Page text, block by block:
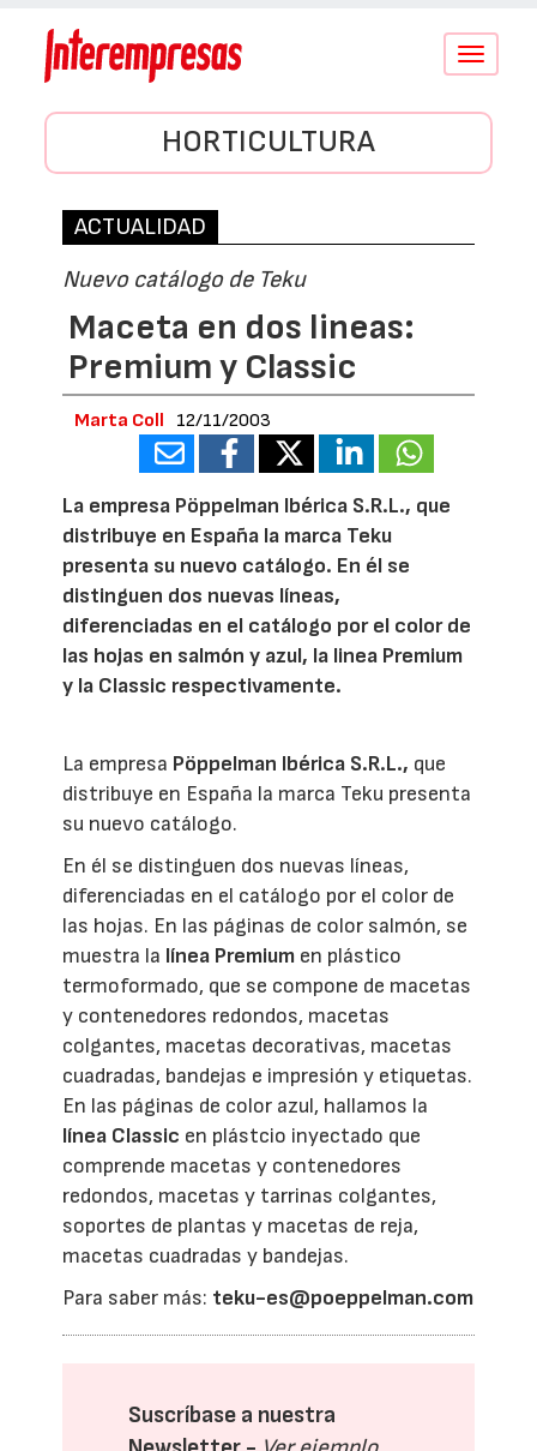
Conmutar
HORTICULTURA
ACTUALIDAD
Nuevo catálogo de Teku
Maceta en dos lineas:
Premium y Classic
Marta Coll 12/11/2003
La empresa Pöppelman Ibérica S.R.L., que
distribuye en España la marca Teku
presenta su nuevo catálogo. En él se
distinguen dos nuevas líneas,
diferenciadas en el catálogo por el color de
las hojas en salmón y azul, la linea Premium
y la Classic respectivamente.
La empresa Pöppelman Ibérica S.R.L., que
distribuye en España la marca Teku presenta
su nuevo catálogo.
En él se distinguen dos nuevas líneas,
diferenciadas en el catálogo por el color de
las hojas. En las páginas de color salmón, se
muestra la línea Premium en plástico
termoformado, que se compone de macetas
y contenedores redondos, macetas
colgantes, macetas decorativas, macetas
cuadradas, bandejas e impresión y etiquetas.
En las páginas de color azul, hallamos la
línea Classic en plástcio inyectado que
comprende macetas y contenedores
redondos, macetas y tarrinas colgantes,
soportes de plantas y macetas de reja,
macetas cuadradas y bandejas.
Para saber más: teku-es@poeppelman.com
Suscríbase a nuestra